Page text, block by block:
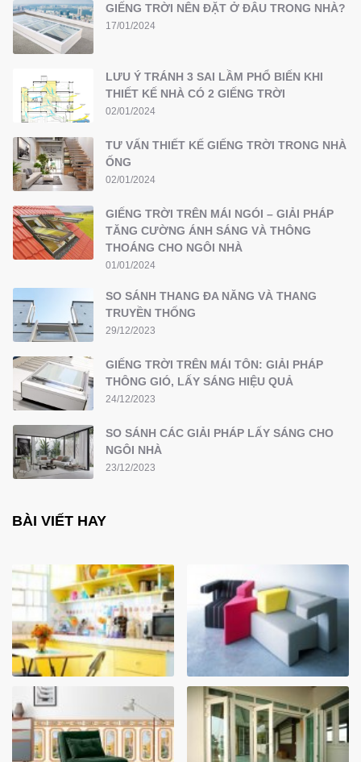
GIẾNG TRỜI NÊN ĐẶT Ở ĐÂU TRONG NHÀ?
17/01/2024
LƯU Ý TRÁNH 3 SAI LẦM PHỔ BIẾN KHI
THIẾT KẾ NHÀ CÓ 2 GIẾNG TRỜI
02/01/2024
TƯ VẤN THIẾT KẾ GIẾNG TRỜI TRONG NHÀ
ỐNG
02/01/2024
GIẾNG TRỜI TRÊN MÁI NGÓI – GIẢI PHÁP
TĂNG CƯỜNG ÁNH SÁNG VÀ THÔNG
THOÁNG CHO NGÔI NHÀ
01/01/2024
SO SÁNH THANG ĐA NĂNG VÀ THANG
TRUYỀN THỐNG
29/12/2023
GIẾNG TRỜI TRÊN MÁI TÔN: GIẢI PHÁP
THÔNG GIÓ, LẤY SÁNG HIỆU QUẢ
24/12/2023
SO SÁNH CÁC GIẢI PHÁP LẤY SÁNG CHO
NGÔI NHÀ
23/12/2023
BÀI VIẾT HAY